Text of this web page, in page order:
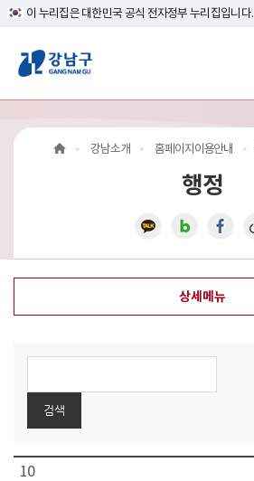
이 누리집은 대한민국 공식 전자정부 누리집입니다.
강
남
구
지
메
인
이
동
강남소개 홈페이지이용안내
행정
상세메뉴
검색
10